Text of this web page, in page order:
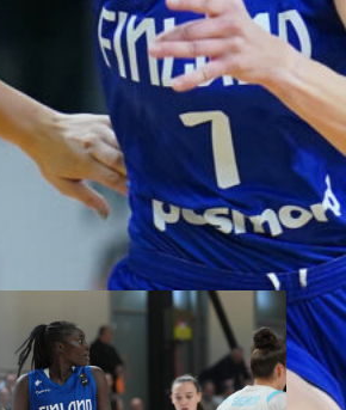
elokuun kotiturnaus
Islanti-
lähestyvät.
MM-
Ruotsia
on puolestaan enää
kourallinen vierekkäisiä